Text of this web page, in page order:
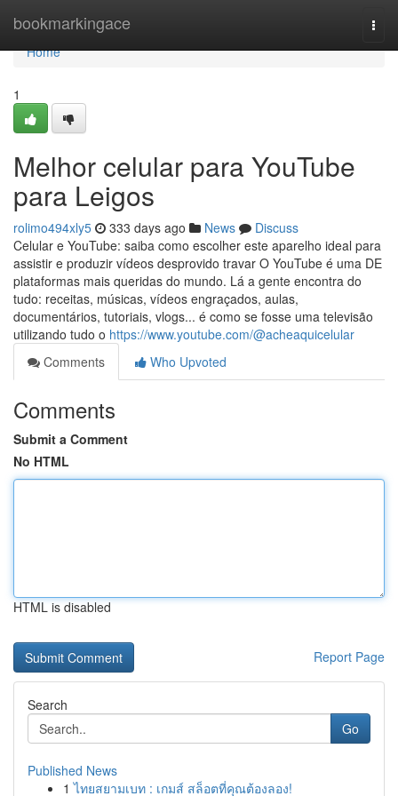
bookmarkingace
Home
Home
1
Melhor celular para YouTube
para Leigos
rolimo494xly5 333 days ago News
Discuss
Celular e YouTube: saiba como escolher este aparelho ideal para
assistir e produzir vídeos desprovido travar O YouTube é uma DE
plataformas mais queridas do mundo. Lá a gente encontra do
tudo: receitas, músicas, vídeos engraçados, aulas,
documentários, tutoriais, vlogs... é como se fosse uma televisão
utilizando tudo o https://www.youtube.com/@acheaquicelular
Comments
Who Upvoted
Comments
Submit a Comment
No HTML
HTML is disabled
Report Page
Search
Go
Published News
1 ไทยสยามเบท : เกมส์ สล็อตที่คุณต้องลอง!